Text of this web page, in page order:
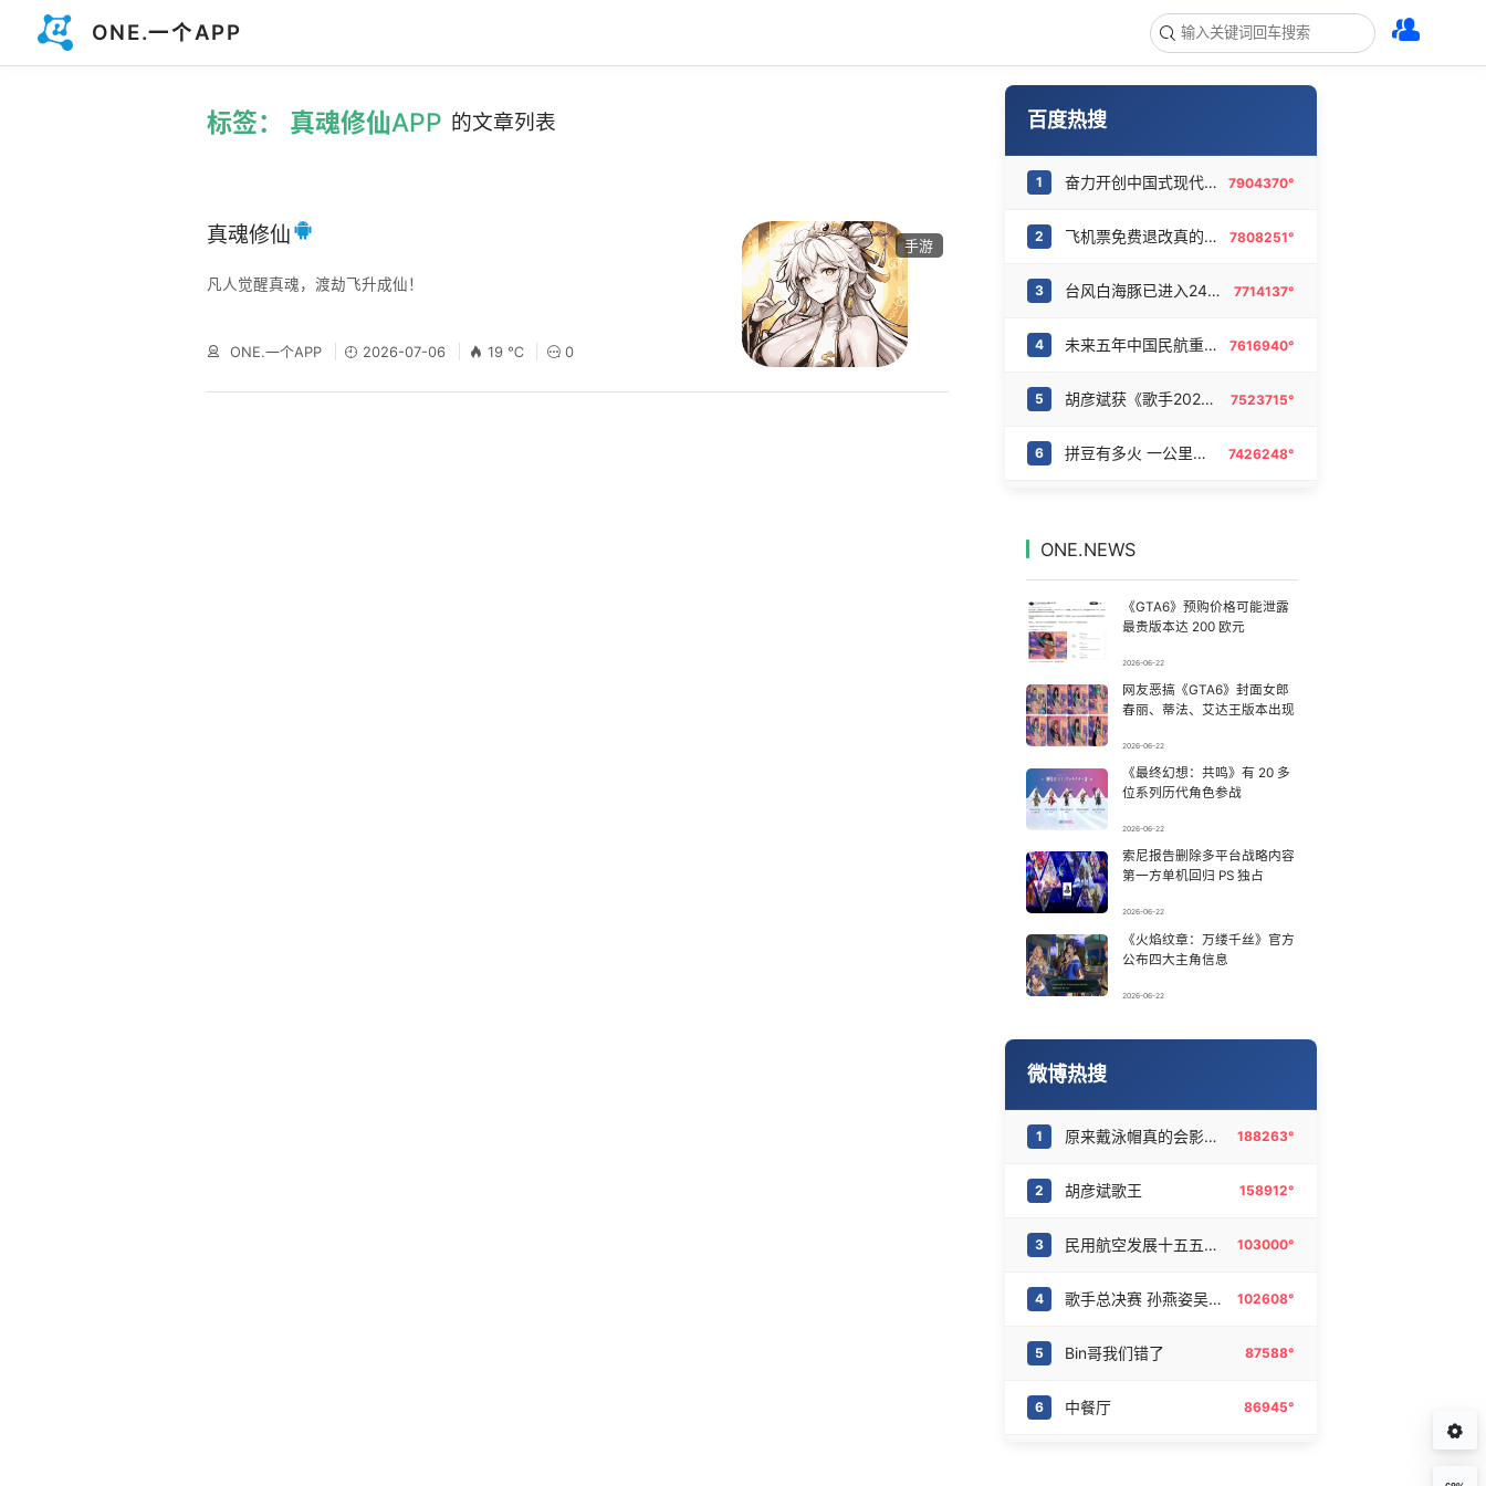
ONE.一个APP
标签： 真魂修仙APP 的文章列表
真魂修仙
凡人觉醒真魂，渡劫飞升成仙！
手游
ONE.一个APP 2026-07-06 19 ℃ 0
百度热搜
1 奋力开创中国式现代化建设新局面 7904370°
2 飞机票免费退改真的来了 7808251°
3 台风白海豚已进入24小时警戒线 7714137°
4 未来五年中国民航重磅规划出炉 7616940°
5 胡彦斌获《歌手2026》歌王 7523715°
6 拼豆有多火 一公里内能有40家店 7426248°
9 北京多站点小时雨量下到全国第一 7140791°
11
12 “新疆阿勒泰八月能滑雪”不实 6856595°
13
14 美股存储板块集体大跌 6667602°
15 全球首个长时储能一体化产业园量产 6561605°
16
ONE.NEWS
《GTA6》预购价格可能泄露
最贵版本达 200 欧元
2026-06-22
网友恶搞《GTA6》封面女郎
春丽、蒂法、艾达王版本出现
2026-06-22
《最终幻想：共鸣》有 20 多
位系列历代角色参战
2026-06-22
索尼报告删除多平台战略内容
第一方单机回归 PS 独占
2026-06-22
《火焰纹章：万缕千丝》官方
公布四大主角信息
2026-06-22
微博热搜
1 原来戴泳帽真的会影响颜值 188263°
2 胡彦斌歌王 158912°
3 民用航空发展十五五规划 103000°
4 歌手总决赛 孙燕姿吴青峰太伟大了 102608°
5 Bin哥我们错了 87588°
6 中餐厅 86945°